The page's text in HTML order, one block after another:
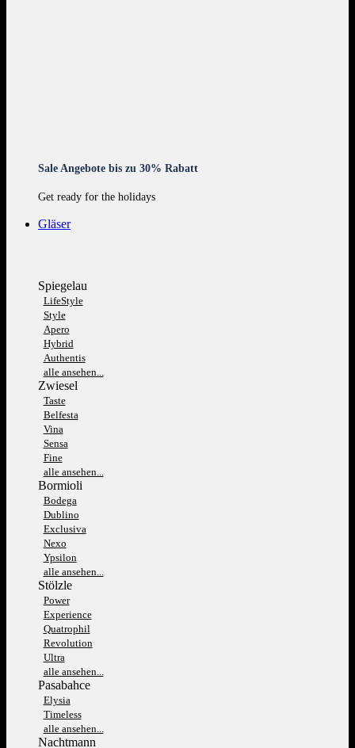
Sale Angebote bis zu 30% Rabatt
Get ready for the holidays
Gläser
Spiegelau
LifeStyle
Style
Apero
Hybrid
Authentis
alle ansehen...
Zwiesel
Taste
Belfesta
Vina
Sensa
Fine
alle ansehen...
Bormioli
Bodega
Dublino
Exclusiva
Nexo
Ypsilon
alle ansehen...
Stölzle
Power
Experience
Quatrophil
Revolution
Ultra
alle ansehen...
Pasabahce
Elysia
Timeless
alle ansehen...
Nachtmann